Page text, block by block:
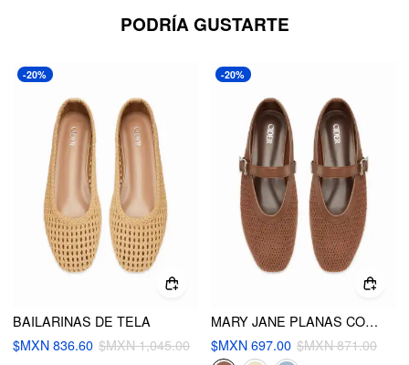
PODRÍA GUSTARTE
-20%
BAILARINAS DE TELA
$MXN 836.60 $MXN 1,045.00
-20%
MARY JANE PLANAS CON TIRAS TEJIDAS
$MXN 697.00 $MXN 871.00